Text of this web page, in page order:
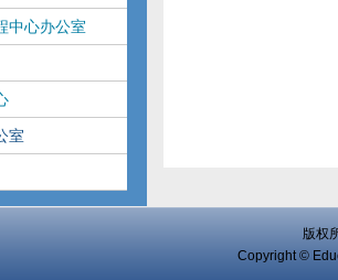
中心办公室
室
版权
Copyright ©